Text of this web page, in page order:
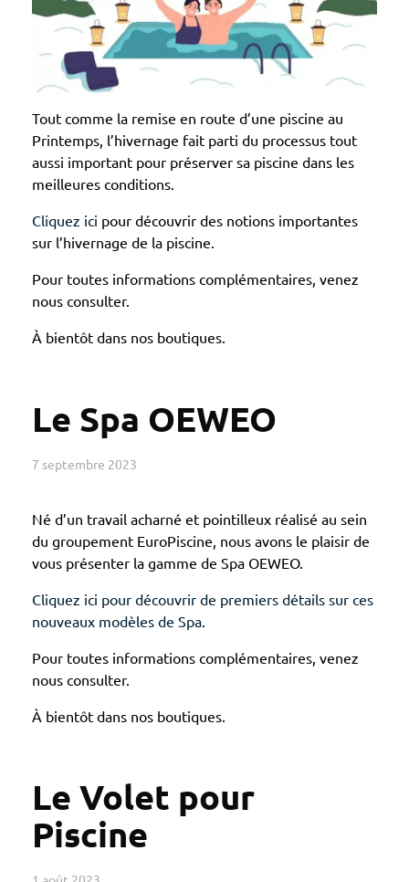
Tout comme la remise en route d’une piscine au
Printemps, l’hivernage fait parti du processus tout
aussi important pour préserver sa piscine dans les
meilleures conditions.
Cliquez ici pour découvrir des notions importantes
sur l’hivernage de la piscine.
Pour toutes informations complémentaires, venez
nous consulter.
À bientôt dans nos boutiques.
Le Spa OEWEO
7 septembre 2023
Né d’un travail acharné et pointilleux réalisé au sein
du groupement EuroPiscine, nous avons le plaisir de
vous présenter la gamme de Spa OEWEO.
Cliquez ici pour découvrir de premiers détails sur ces
nouveaux modèles de Spa.
Pour toutes informations complémentaires, venez
nous consulter.
À bientôt dans nos boutiques.
Le Volet pour
Piscine